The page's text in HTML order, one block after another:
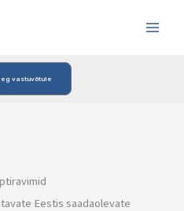
vastuvõtule
Eestis saadaolevate